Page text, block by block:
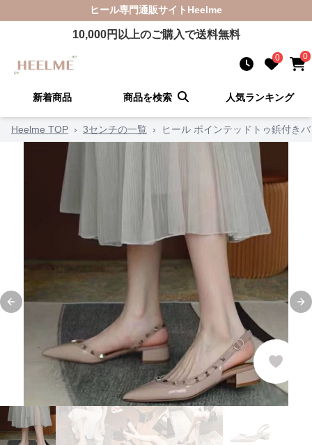
ヒール専門通販サイト Heelme
10,000円以上のご購入で送料無料
0 0
新着商品 商品を検索 人気ランキング
Heelme TOP › 3センチの一覧 › ヒール ポインテッドトゥ鋲付き
Previous slide